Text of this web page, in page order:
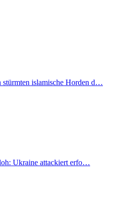
stürmten islamische Horden d…
Ukraine attackiert erfo…